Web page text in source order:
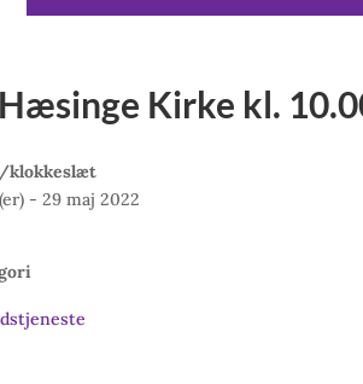
Kirke kl.
klokkeslæt
- 29 maj 2022